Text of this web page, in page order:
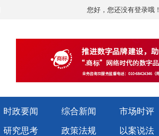
您好，您还没有登录哦！
时政要闻 综合新闻 市场时评
研究思考 政策法规 以案说法